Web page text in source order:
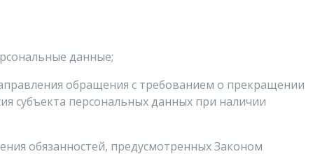
данные;
обращения с требованием о прекращении
субъекта персональных данных при наличии
обязанностей, предусмотренных Законом